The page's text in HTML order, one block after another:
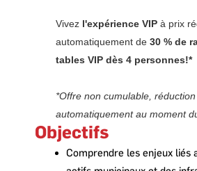
Vivez l'expérience VIP à prix
automatiquement de 30 % de
tables VIP dès 4 personnes!*
*Offre non cumulable,
automatiquement au moment
Objectifs
Comprendre les enjeux liés